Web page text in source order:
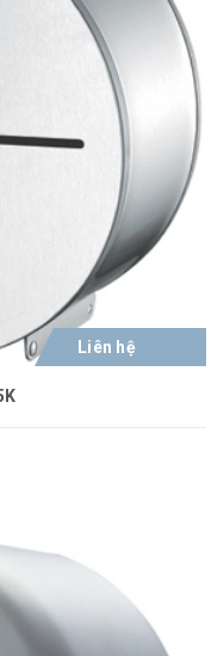
Liên hệ